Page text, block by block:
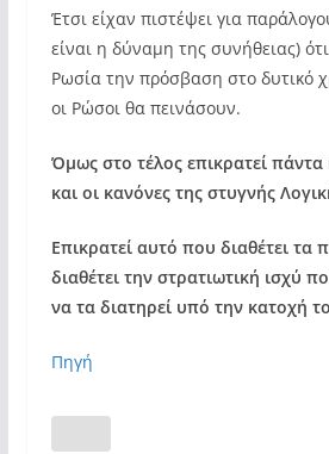
Έτσι είχαν πιστέψει για
είναι η δύναμη της συνήθειας)
Ρωσία την πρόσβαση στο δυτικό
οι Ρώσοι θα πεινάσουν.
Όμως στο τέλος επικρατεί
και οι κανόνες της στυγνής
Επικρατεί αυτό που διαθέτει τα
διαθέτει την στρατιωτική ισχύ
να τα διατηρεί υπό την κατοχή
Πηγή